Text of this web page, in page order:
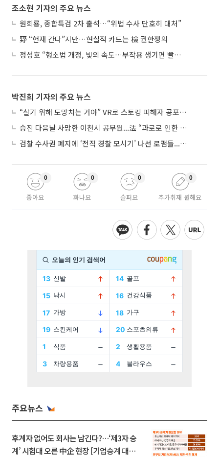
조소현 기자의 주요 뉴스
원희룡, 종합특검 2차 출석…“위법 수사 단호히 대처”
野 “헌재 간다”지만…현실적 카드는 檢 권한쟁의
정성호 “형소법 개정, 빛의 속도…부작용 생기면 빨리 고쳐야”
박진희 기자의 주요 뉴스
“살기 위해 도망치는 거야” VR로 스토킹 피해자 공포 마주한 수형자들
승진 다음날 사망한 이천시 공무원...法 “과로로 인한 순직”
검찰 수사권 폐지에 ‘전직 경찰 모시기’ 나선 로펌들...“경찰수사 대응 강화”
좋아요
0
화나요
0
슬퍼요
0
추가취재 원해요
0
주요뉴스
후계자 없어도 회사는 남긴다?…‘제3자 승
계’ 시험대 오른 中企 현장 [기업승계 대전